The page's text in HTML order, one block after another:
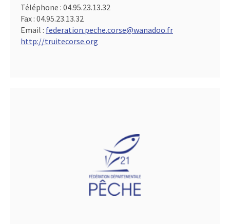
Téléphone : 04.95.23.13.32
Fax : 04.95.23.13.32
Email : federation.peche.corse@wanadoo.fr
http://truitecorse.org